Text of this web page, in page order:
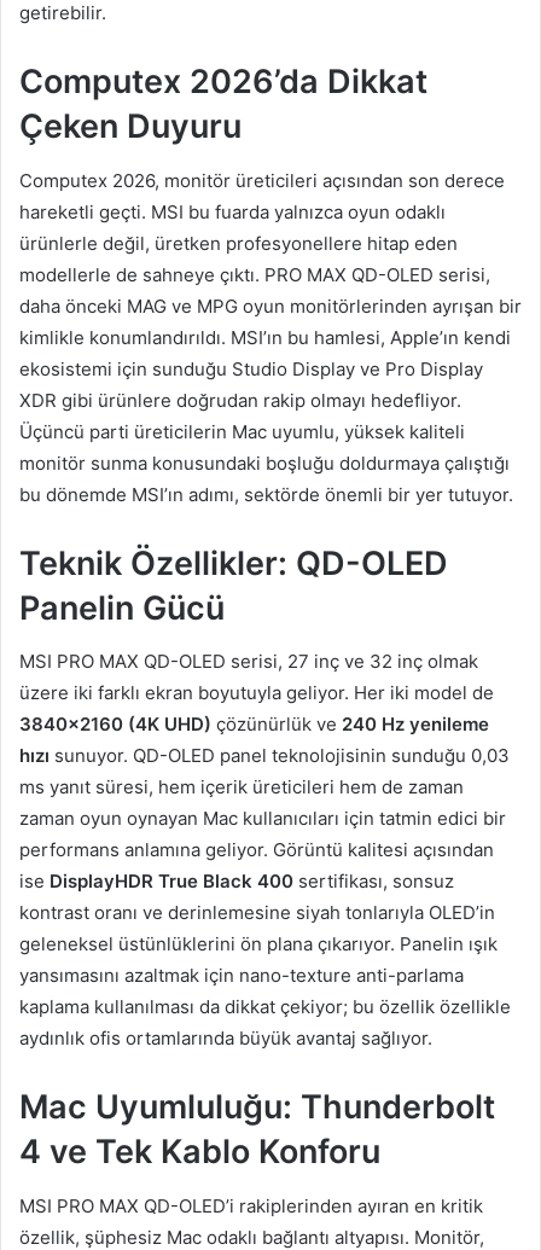
getirebilir.
Computex 2026’da Dikkat
Çeken Duyuru
Computex 2026, monitör üreticileri açısından son derece
hareketli geçti. MSI bu fuarda yalnızca oyun odaklı
ürünlerle değil, üretken profesyonellere hitap eden
modellerle de sahneye çıktı. PRO MAX QD-OLED serisi,
daha önceki MAG ve MPG oyun monitörlerinden ayrışan bir
kimlikle konumlandırıldı. MSI’ın bu hamlesi, Apple’ın kendi
ekosistemi için sunduğu Studio Display ve Pro Display
XDR gibi ürünlere doğrudan rakip olmayı hedefliyor.
Üçüncü parti üreticilerin Mac uyumlu, yüksek kaliteli
monitör sunma konusundaki boşluğu doldurmaya çalıştığı
bu dönemde MSI’ın adımı, sektörde önemli bir yer tutuyor.
Teknik Özellikler: QD-OLED
Panelin Gücü
MSI PRO MAX QD-OLED serisi, 27 inç ve 32 inç olmak
üzere iki farklı ekran boyutuyla geliyor. Her iki model de
3840×2160 (4K UHD) çözünürlük ve 240 Hz yenileme
hızı sunuyor. QD-OLED panel teknolojisinin sunduğu 0,03
ms yanıt süresi, hem içerik üreticileri hem de zaman
zaman oyun oynayan Mac kullanıcıları için tatmin edici bir
performans anlamına geliyor. Görüntü kalitesi açısından
ise DisplayHDR True Black 400 sertifikası, sonsuz
kontrast oranı ve derinlemesine siyah tonlarıyla OLED’in
geleneksel üstünlüklerini ön plana çıkarıyor. Panelin ışık
yansımasını azaltmak için nano-texture anti-parlama
kaplama kullanılması da dikkat çekiyor; bu özellik özellikle
aydınlık ofis ortamlarında büyük avantaj sağlıyor.
Mac Uyumluluğu: Thunderbolt
4 ve Tek Kablo Konforu
MSI PRO MAX QD-OLED’i rakiplerinden ayıran en kritik
özellik, şüphesiz Mac odaklı bağlantı altyapısı. Monitör,